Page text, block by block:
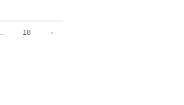
18 ›